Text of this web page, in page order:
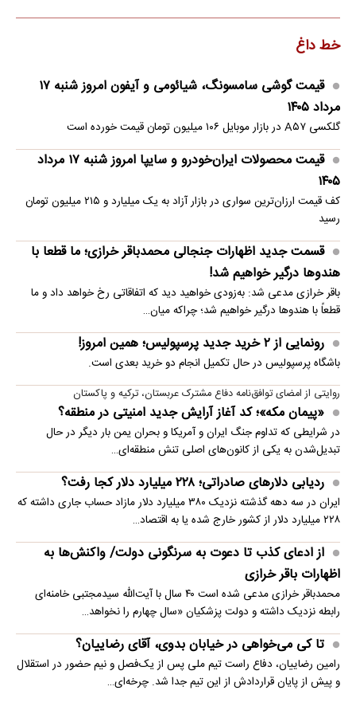
خط داغ
قیمت گوشی سامسونگ، شیائومی و آیفون امروز شنبه ۱۷
مرداد ۱۴۰۵
گلکسی A۵۷ در بازار موبایل ۱۰۶ میلیون تومان قیمت خورده است
قیمت محصولات ایران‌خودرو و سایپا امروز شنبه ۱۷ مرداد
۱۴۰۵
کف قیمت ارزان‌ترین سواری در بازار آزاد به یک میلیارد و ۲۱۵ میلیون تومان
رسید
قسمت جدید اظهارات جنجالی محمدباقر خرازی؛ ما قطعا با
هندوها درگیر خواهیم شد!
باقر خرازی مدعی شد: به‌زودی خواهید دید که اتفاقاتی رخ خواهد داد و ما
قطعاً با هندوها درگیر خواهیم شد؛ چراکه میان…
رونمایی از ۲ خرید جدید پرسپولیس؛ همین امروز!
باشگاه پرسپولیس در حال تکمیل انجام دو خرید بعدی است.
روایتی از امضای توافق‌نامه دفاع مشترک عربستان، ترکیه و پاکستان
«پیمان مکه»؛ کد آغاز آرایش جدید امنیتی در منطقه؟
در شرایطی که تداوم جنگ ایران و آمریکا و بحران یمن بار دیگر در حال
تبدیل‌شدن به یکی از کانون‌های اصلی تنش منطقه‌ای…
ردیابی دلارهای صادراتی؛ ۲۲۸ میلیارد دلار کجا رفت؟
ایران در سه دهه گذشته نزدیک ۳۸۰ میلیارد دلار مازاد حساب جاری داشته که
۲۲۸ میلیارد دلار از کشور خارج شده یا به اقتصاد…
از ادعای کذب تا دعوت به سرنگونی دولت/ واکنش‌ها به
اظهارات باقر خرازی‌
محمدباقر خرازی مدعی شده است ۴۰ سال با آیت‌الله سیدمجتبی خامنه‌ای
رابطه نزدیک داشته و دولت پزشکیان «سال چهارم را نخواهد…
تا کی می‌خواهی در خیابان بدوی، آقای رضاییان؟
رامین رضاییان، دفاع راست تیم ملی پس از یک‌فصل و نیم حضور در استقلال
و پیش از پایان قراردادش از این تیم جدا شد. چرخه‌ای…